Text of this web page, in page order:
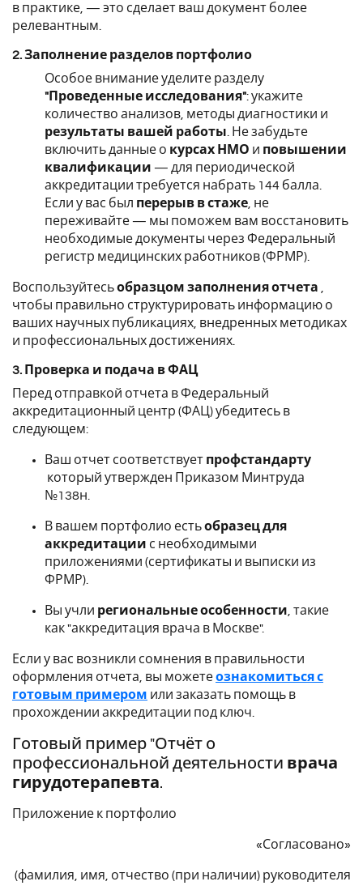
в практике, — это сделает ваш документ более
релевантным.
2. Заполнение разделов портфолио
Особое внимание уделите разделу
"Проведенные исследования": укажите
количество анализов, методы диагностики и
результаты вашей работы . Не забудьте
включить данные о курсах НМО и повышении
квалификации — для периодической
аккредитации требуется набрать 144 балла.
Если у вас был перерыв в стаже , не
переживайте — мы поможем вам восстановить
необходимые документы через Федеральный
регистр медицинских работников (ФРМР).
Воспользуйтесьобразцом заполнения отчета
чтобы правильно структурировать информацию о
ваших научных публикациях, внедренных методиках
и профессиональных достижениях.
3. Проверка и подача в ФАЦ
Перед отправкой отчета в Федеральный
аккредитационный центр (ФАЦ) убедитесь в
следующем:
Ваш отчет соответствует профстандарту
который утвержден Приказом Минтруда
№138н.
В вашем портфолио естьобразец для
аккредитации с необходимыми
приложениями (сертификаты и выписки из
ФРМР).
Вы учли региональные особенности , такие
как "аккредитация врача в Москве".
Если у вас возникли сомнения в правильности
оформления отчета, вы можетеознакомиться с
готовым примером или заказать помощь в
прохождении аккредитации под ключ.
Готовый пример "Отчёт о
профессиональной деятельности врача
гирудотерапевта.
Приложение к портфолио
«Согласовано»
(фамилия, имя, отчество (при наличии) руководителя